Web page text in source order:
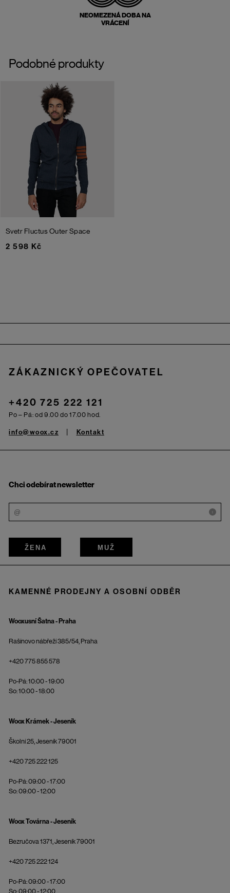
NEOMEZENÁ DOBA NA
VRÁCENÍ
Podobné produkty
Svetr FluctusOuter Space
2 598 Kč
ZÁKAZNICKÝ OPEČOVATEL
+420 725 222 121
Po – Pá: od 9.00 do 17.00 hod.
info@woox.cz Kontakt
Chci odebírat newsletter
i
ŽENA MUŽ
KAMENNÉ PRODEJNY A OSOBNÍ ODBĚR
Wooxusní Šatna - Praha
Rašínovo nábřeží 385/54, Praha
+420 775 855 578
Po-Pá: 10:00 - 19:00
So: 10:00 - 18:00
Woox Krámek - Jeseník
Školní 25, Jeseník 79001
+420 725 222 125
Po-Pá: 09:00 - 17:00
So: 09:00 - 12:00
Woox Továrna - Jeseník
Bezručova 1371, Jeseník 79001
+420 725 222 124
Po-Pá: 09:00 - 17:00
So: 09:00 - 12:00